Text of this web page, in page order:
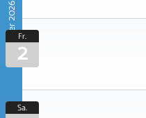
Oktober 2026Fr.
2
Sa.